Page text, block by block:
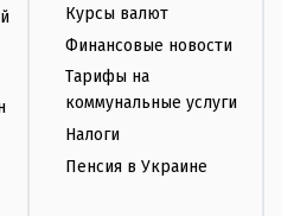
Курсы валют
Финансовые новости
Тарифы на
коммунальные услуги
Налоги
Пенсия в Украине